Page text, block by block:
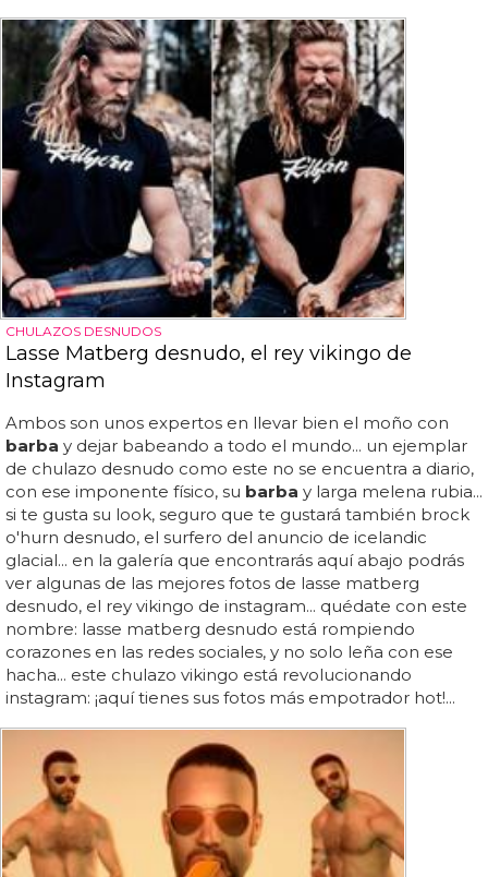
CHULAZOS DESNUDOS
Lasse Matberg desnudo, el rey vikingo de
Instagram
Ambos son unos expertos en llevar bien el moño con
barba y dejar babeando a todo el mundo... un ejemplar
de chulazo desnudo como este no se encuentra a diario,
con ese imponente físico, su barba y larga melena rubia...
si te gusta su look, seguro que te gustará también brock
o'hurn desnudo, el surfero del anuncio de icelandic
glacial... en la galería que encontrarás aquí abajo podrás
ver algunas de las mejores fotos de lasse matberg
desnudo, el rey vikingo de instagram... quédate con este
nombre: lasse matberg desnudo está rompiendo
corazones en las redes sociales, y no solo leña con ese
hacha... este chulazo vikingo está revolucionando
instagram: ¡aquí tienes sus fotos más empotrador hot!...